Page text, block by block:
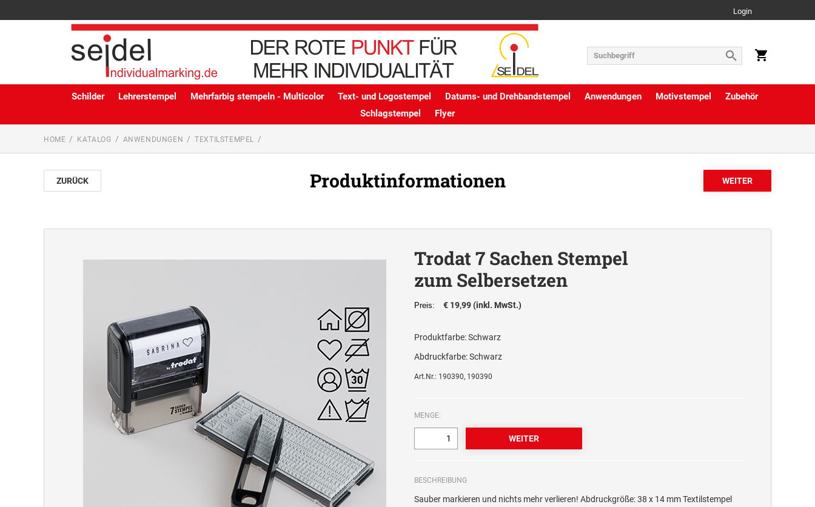
Login
Schilder Lehrerstempel Mehrfarbig stempeln - Multicolor Text- und Logostempel Datums- und Drehbandstempel Anwendungen Motivstempel
Zubehör
Schlagstempel
Flyer
HOME KATALOG ANWENDUNGEN TEXTILSTEMPEL
ZURÜCK Produktinformationen
Trodat 7 Sachen Stempel
zum Selbersetzen
Preis: € 19,99 (inkl. MwSt.)
Produktfarbe:Schwarz
Abdruckfarbe:Schwarz
Art.Nr.: 190390, 190390
MENGE:
BESCHREIBUNG
Sauber markieren und nichts mehr verlieren! Abdruckgröße: 38 x 14 mm Textilstempel